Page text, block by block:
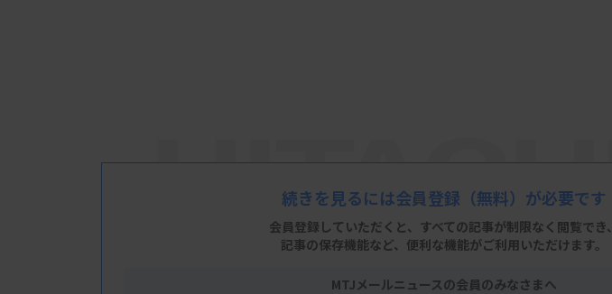
続きを見るには会員登録 （無料）が必要です
会員登録していただくと、すべての記事が制限なく閲覧でき、
記事の保存機能など、便利な機能がご利用いただけます。
MTJメールニュースの会員のみなさまへ